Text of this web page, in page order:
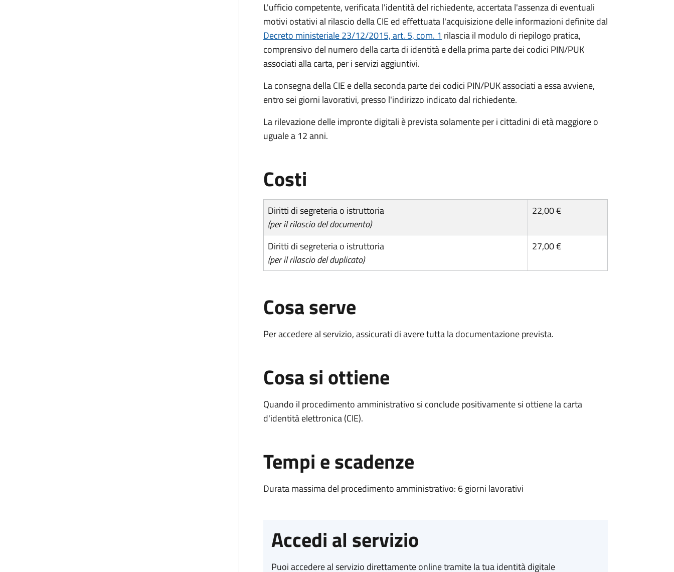
L'ufficio competente, verificata l'identità del richiedente, accertata l'assenza di eventuali
motivi ostativi al rilascio della CIE ed effettuata l'acquisizione delle informazioni definite dal
Decreto ministeriale 23/12/2015, art. 5, com. 1 rilascia il modulo di riepilogo pratica,
comprensivo del numero della carta di identità e della prima parte dei codici PIN/PUK
associati alla carta, per i servizi aggiuntivi.
La consegna della CIE e della seconda parte dei codici PIN/PUK associati a essa avviene,
entro sei giorni lavorativi, presso l'indirizzo indicato dal richiedente.
La rilevazione delle impronte digitali è prevista solamente per i cittadini di età maggiore o
uguale a 12 anni.
Costi
Diritti di segreteria o istruttoria
(per il rilascio del documento)
22,00 €
Diritti di segreteria o istruttoria
(per il rilascio del duplicato)
27,00 €
Cosa serve
Per accedere al servizio, assicurati di avere tutta la documentazione prevista.
Cosa si ottiene
Quando il procedimento amministrativo si conclude positivamente si ottiene la carta
d'identità elettronica (CIE).
Tempi e scadenze
Durata massima del procedimento amministrativo: 6 giorni lavorativi
Accedi al servizio
Puoi accedere al servizio direttamente online tramite la tua identità digitale